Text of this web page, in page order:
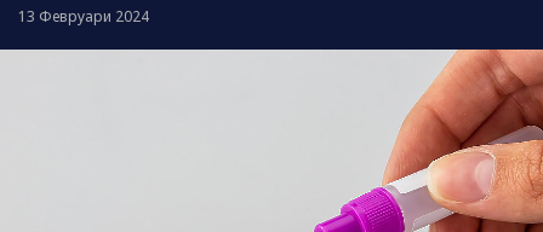
13 Февруари 2024